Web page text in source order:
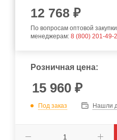
12 768 ₽
По вопросам оптовой
менеджерам: 8 (800) 201-49-
Розничная цена:
15 960 ₽
Под заказ Нашли